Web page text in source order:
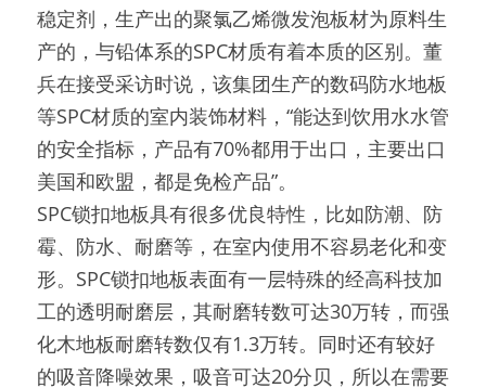
稳定剂，生产出的聚氯乙烯微发泡板材为原料生
产的，与铅体系的SPC材质有着本质的区别。董
兵在接受采访时说，该集团生产的数码防水地板
等SPC材质的室内装饰材料，“能达到饮用水水管
的安全指标，产品有70%都用于出口，主要出口
美国和欧盟，都是免检产品”。
SPC锁扣地板具有很多优良特性，比如防潮、防
霉、防水、耐磨等，在室内使用不容易老化和变
形。SPC锁扣地板表面有一层特殊的经高科技加
工的透明耐磨层，其耐磨转数可达30万转，而强
化木地板耐磨转数仅有1.3万转。同时还有较好
的吸音降噪效果，吸音可达20分贝，所以在需要